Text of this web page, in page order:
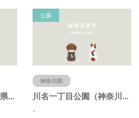
椎名谷東公園（神奈川県藤沢市）
公園
神奈川県
川名一丁目公園（神奈川県藤沢市）
-